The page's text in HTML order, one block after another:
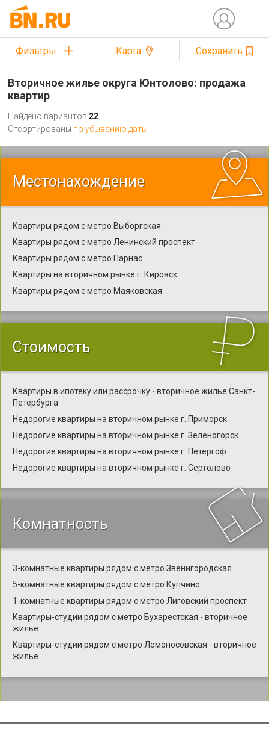
Фильтры Карта Сохранить
Вторичное жилье округа Юнтолово: продажа
квартир
Найдено вариантов 22
Отсортированы по убыванию даты
Местонахождение
Квартиры рядом с метро Выборгская
Квартиры рядом с метро Ленинский проспект
Квартиры рядом с метро Парнас
Квартиры на вторичном рынке г. Кировск
Квартиры рядом с метро Маяковская
Стоимость
Квартиры в ипотеку или рассрочку - вторичное жилье Санкт-
Петербурга
Недорогие квартиры на вторичном рынке г. Приморск
Недорогие квартиры на вторичном рынке г. Зеленогорск
Недорогие квартиры на вторичном рынке г. Петергоф
Недорогие квартиры на вторичном рынке г. Сертолово
Комнатность
3-комнатные квартиры рядом с метро Звенигородская
5-комнатные квартиры рядом с метро Купчино
1-комнатные квартиры рядом с метро Лиговский проспект
Квартиры-студии рядом с метро Бухарестская - вторичное
жилье
Квартиры-студии рядом с метро Ломоносовская - вторичное
жилье